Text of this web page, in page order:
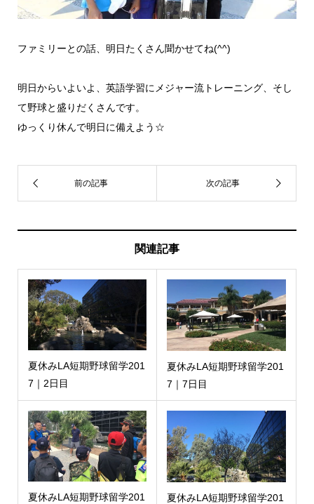
ファミリーとの話、明日たくさん聞かせてね(^^)
明日からいよいよ、英語学習にメジャー流トレーニング、そし
て野球と盛りだくさんです。
ゆっくり休んで明日に備えよう☆
関連記事
夏休みLA短期野球留学201
7｜2日目
夏休みLA短期野球留学201
7｜7日目
夏休みLA短期野球留学201
夏休みLA短期野球留学201